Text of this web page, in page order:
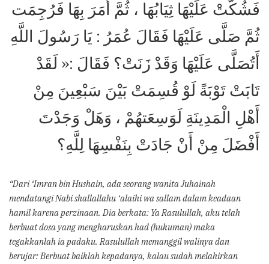
فَشُكَّتْ عَلَيْهَا ثِيَابُهَا ، ثُمَّ أَمَرَ بِهَا فَرُجِمَت
ثُمَّ صَلَّى عَلَيْهَا فَقَالَ عُمَرُ : يَا رَسُولَ اللَّهِ
أَتُصَلَّى عَلَيْهَا وَقَدْ زَنَتْ؟ فَقَالَ :« لَقَدْ
تَابَتْ تَوْبَةً لَوْ قُسِمَتْ بَيْنَ سَبْعِينَ مِنْ
أَهْلِ الْمَدِينَةِ لَوَسِعَتهُمْ ، وَهَلْ وَجَدْتَ
أَفْضَلَ مِنْ أَنْ جَادَتْ بِنَفْسِهَا لِلَّهِ؟
“Dari ‘Imran bin Hushain, ada seorang wanita Juhainah
mendatangi Nabi shallallahu ‘alaihi wa sallam dalam keadaan
hamil karena perzinaan. Dia berkata: Ya Rasulullah, aku telah
berbuat dosa yang mengharuskan had (hukuman) maka
tegakkanlah ia padaku. Rasulullah memanggil walinya dan
berujar: Berbuat baiklah kepadanya, kalau sudah melahirkan